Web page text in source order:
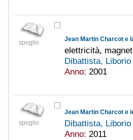
spoglio Jean Martin Charcot e
elettricità,
Dibattista, Liborio
Anno: 2001
spoglio
Jean Martin Charcot e
Dibattista, Liborio
Anno: 2011